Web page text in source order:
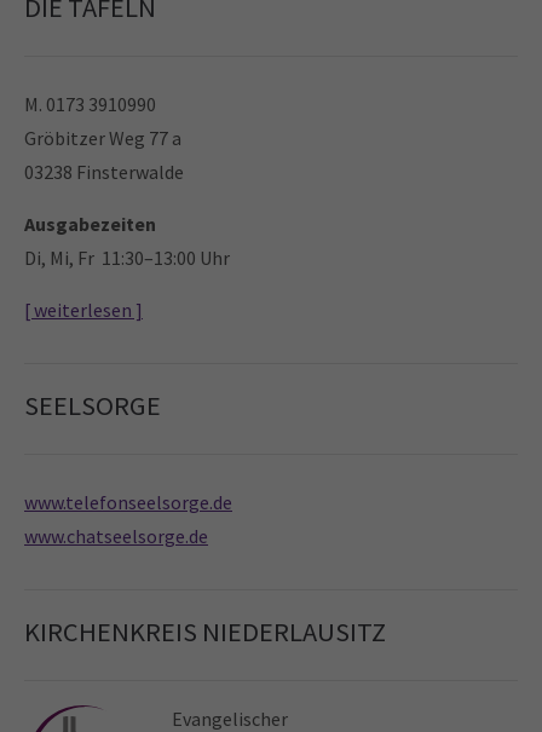
DIE TAFELN
M. 0173 3910990
Gröbitzer Weg 77 a
03238 Finsterwalde
Ausgabezeiten
Di, Mi, Fr 11:30–13:00 Uhr
[ weiterlesen ]
SEELSORGE
www.telefonseelsorge.de
www.chatseelsorge.de
KIRCHENKREIS NIEDERLAUSITZ
Evangelischer